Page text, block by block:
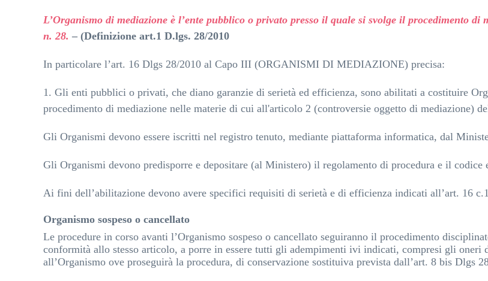
L’Organismo di mediazione è l’ente pubblico o privato presso il quale si svolge il procedimento
n. 28. – (Definizione art.1 D.lgs. 28/2010
In particolare l’art. 16 Dlgs 28/2010 al Capo III (ORGANISMI DI MEDIAZIONE) precisa:
1. Gli enti pubblici o privati, che diano garanzie di serietà ed efficienza, sono abilitati a costituire
procedimento di mediazione nelle materie di cui all'articolo 2 (controversie oggetto di mediazione)
Gli Organismi devono essere iscritti nel registro tenuto, mediante piattaforma informatica, dal
Gli Organismi devono predisporre e depositare (al Ministero) il regolamento di procedura e il codice
Ai fini dell’abilitazione devono avere specifici requisiti di serietà e di efficienza indicati all’art. 16
Organismo sospeso o cancellato
Le procedure in corso avanti l’Organismo sospeso o cancellato seguiranno il procedimento
conformità allo stesso articolo, a porre in essere tutti gli adempimenti ivi indicati, compresi gli oneri
all’Organismo ove proseguirà la procedura, di conservazione sostituiva prevista dall’art. 8 bis Dlgs